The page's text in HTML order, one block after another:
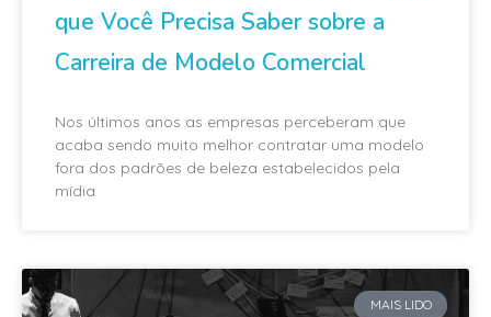
que Você Precisa Saber sobre a
Carreira de Modelo Comercial
Nos últimos anos as empresas perceberam que
acaba sendo muito melhor contratar uma modelo
fora dos padrões de beleza estabelecidos pela
mídia
MAIS LIDO